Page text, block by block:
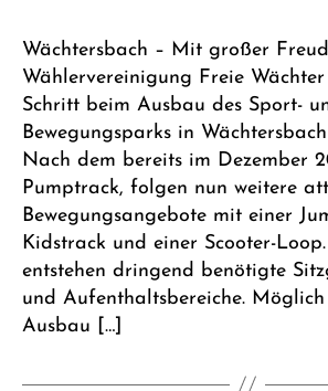
Wächtersbach – Mit großer
Wählervereinigung Freie
Schritt beim Ausbau des Sport-
Bewegungsparks in
Nach dem bereits im Dezember
Pumptrack, folgen nun weitere
Bewegungsangebote mit einer
Kidstrack und einer Scooter-
entstehen dringend benötigte
und Aufenthaltsbereiche.
Ausbau […]